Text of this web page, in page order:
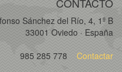
Sánchez del Río, 4, 1º B
33001 Oviedo · España
985 285 778
Contactar